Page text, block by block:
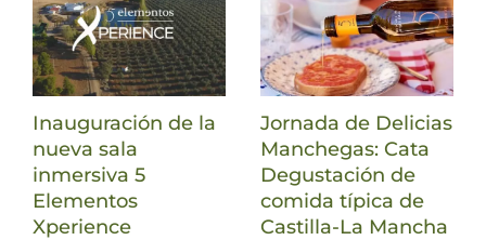
Inauguración de la
nueva sala
inmersiva 5
Elementos
Xperience
Jornada de Delicias
Manchegas: Cata
Degustación de
comida típica de
Castilla-La Mancha